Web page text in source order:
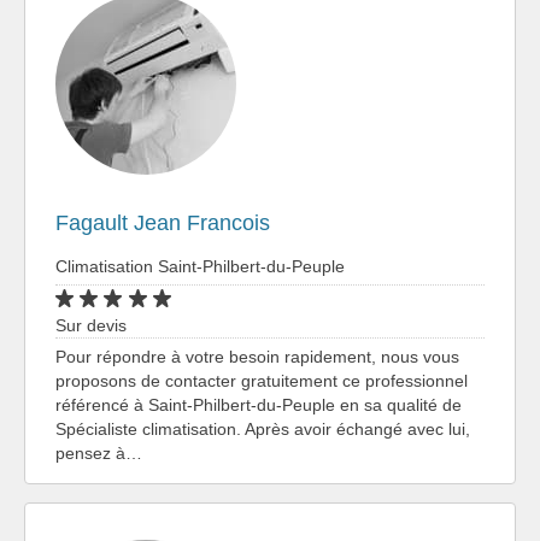
Fagault Jean Francois
Climatisation Saint-Philbert-du-Peuple
Sur devis
Pour répondre à votre besoin rapidement, nous vous
proposons de contacter gratuitement ce professionnel
référencé à Saint-Philbert-du-Peuple en sa qualité de
Spécialiste climatisation. Après avoir échangé avec lui,
pensez à…